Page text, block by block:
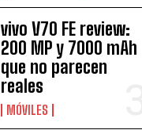
vivo V70 FE review:
200 MP y 7000 mAh
que no parecen
reales
MÓVILES